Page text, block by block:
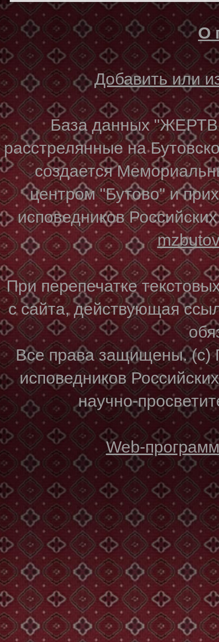
О
Добавить или
База данных
расстрелянные на
создается
центром "Бутово" и
исповедников
При перепечатке
с сайта, действующая
Все права защищены. (с)
исповедников
научно-
Web-